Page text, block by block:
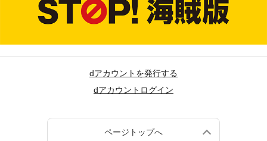
dアカウントを発行する
dアカウントログイン
ページトップへ